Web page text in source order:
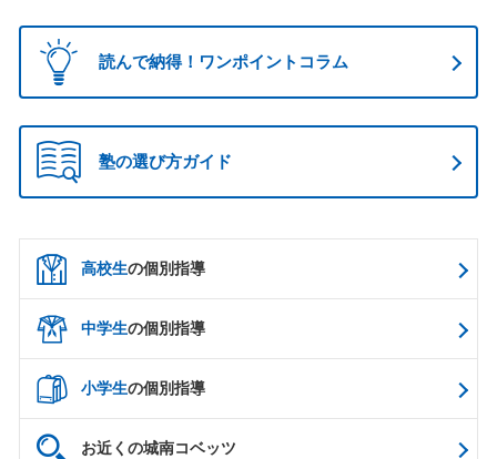
読んで納得！ワンポイントコラム
塾の選び方ガイド
高校生の個別指導
中学生の個別指導
小学生の個別指導
お近くの城南コベッツ